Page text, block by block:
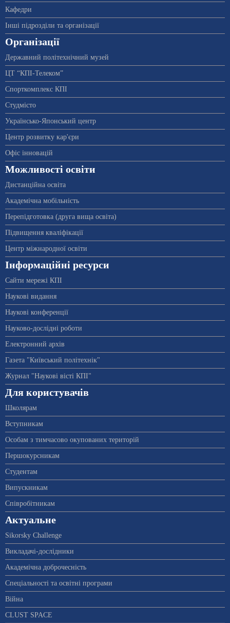
Кафедри
Інші підрозділи та організації
Організації
Державний політехнічний музей
ЦТ “КПІ-Телеком”
Спорткомплекс КПІ
Студмісто
Українсько-Японський центр
Центр розвитку кар'єри
Офіс інновацій
Можливості освіти
Дистанційна освіта
Академічна мобільність
Перепідготовка (друга вища освіта)
Підвищення кваліфікації
Центр міжнародної освіти
Інформаційні ресурси
Сайти мережі КПІ
Наукові видання
Наукові конференції
Науково-дослідні роботи
Електронний архів
Газета "Київський політехнік"
Журнал "Наукові вісті КПІ"
Для користувачів
Школярам
Вступникам
Особам з тимчасово окупованих територій
Першокурсникам
Студентам
Випускникам
Співробітникам
Актуальне
Sikorsky Challenge
Викладачі-дослідники
Академічна доброчесність
Спеціальності та освітні програми
Війна
CLUST SPACE